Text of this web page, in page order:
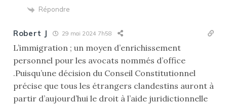
Répondre
Robert J 29 mai 2024 7h58
L’immigration ; un moyen d’enrichissement
personnel pour les avocats nommés d’office
.Puisqu’une décision du Conseil Constitutionnel
précise que tous les étrangers clandestins auront à
partir d’aujourd’hui le droit à l’aide juridictionnelle